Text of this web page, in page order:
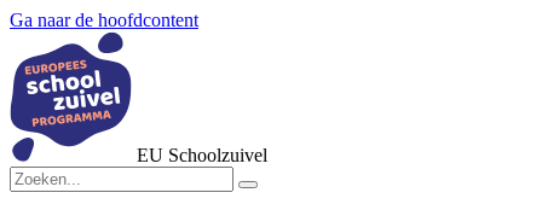
Ga naar de hoofdcontent
EU Schoolzuivel